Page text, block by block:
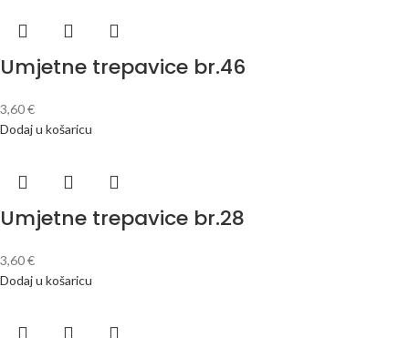
Umjetne trepavice br.46
3,60€
Dodaj u košaricu
Umjetne trepavice br.28
3,60€
Dodaj u košaricu